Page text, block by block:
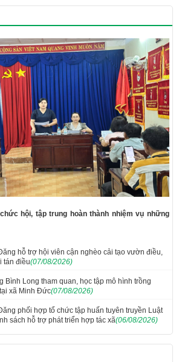
hội, tập trung hoàn thành nhiệm vụ những
hỗ trợ hội viên cận nghèo cải tạo vườn điều,
tán điều(07/08/2026)
Bình Long tham quan, học tập mô hình trồng
xã Minh Đức(07/08/2026)
phối hợp tổ chức tập huấn tuyên truyền Luật
sách hỗ trợ phát triển hợp tác xã(06/08/2026)